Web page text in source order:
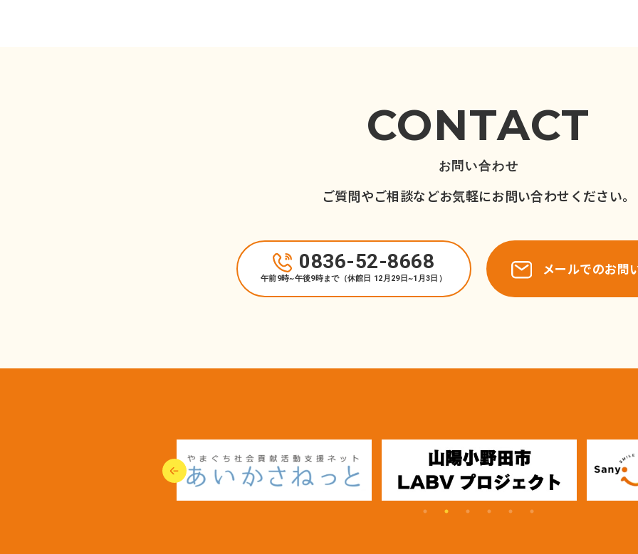
CONTACT
お問い合わせ
ご質問やご相談などお気軽にお問い合わせください。
0836-52-8668
午前9時~午後9時まで（休館日 12月29日~1月3日）
メールでのお問